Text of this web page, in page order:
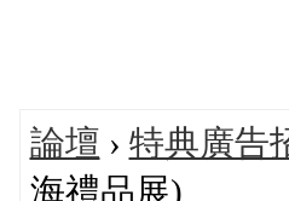
論壇 › 特典廣告
海禮品展)